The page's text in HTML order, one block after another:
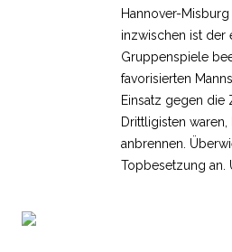
Hannover-Misburg
inzwischen ist der
Gruppenspiele
favorisierten
Einsatz gegen die
Drittligisten waren,
anbrennen.
Topbesetzung an.